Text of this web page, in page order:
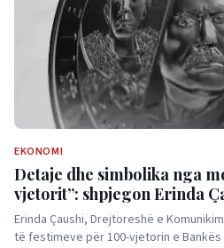
EKONOMI
Detaje dhe simbolika nga
vjetorit”: shpjegon Erinda
Komunikimit në Bankën e
Erinda Çaushi, Drejtoreshë e
të festimeve për 100-vjetorin e